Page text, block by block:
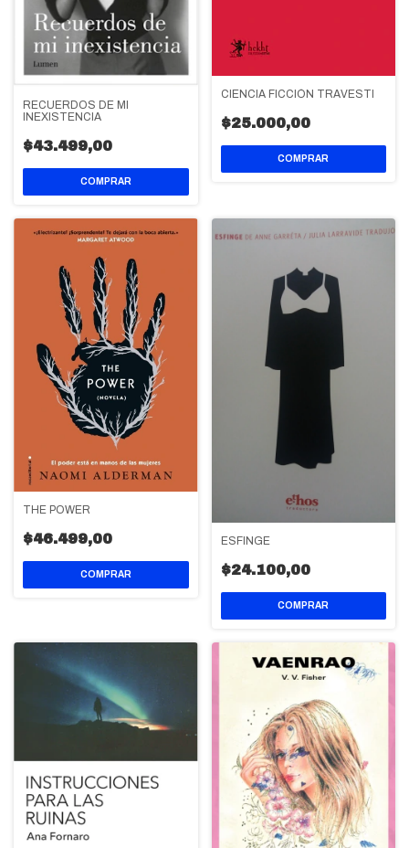
RECUERDOS DE MI
INEXISTENCIA
$43.499,00
CIENCIA FICCIÓN TRAVESTI
$25.000,00
THE POWER
$46.499,00 ESFINGE
$24.100,00